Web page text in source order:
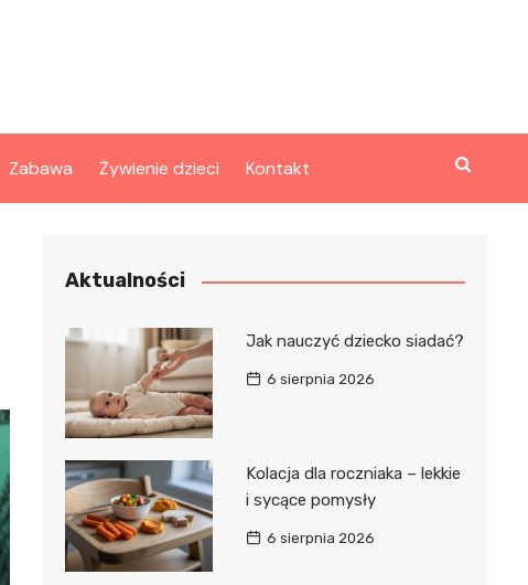
Zabawa Żywienie dzieci Kontakt
Aktualności
Jak nauczyć dziecko siadać?
6 sierpnia 2026
Kolacja dla roczniaka – lekkie
i sycące pomysły
6 sierpnia 2026